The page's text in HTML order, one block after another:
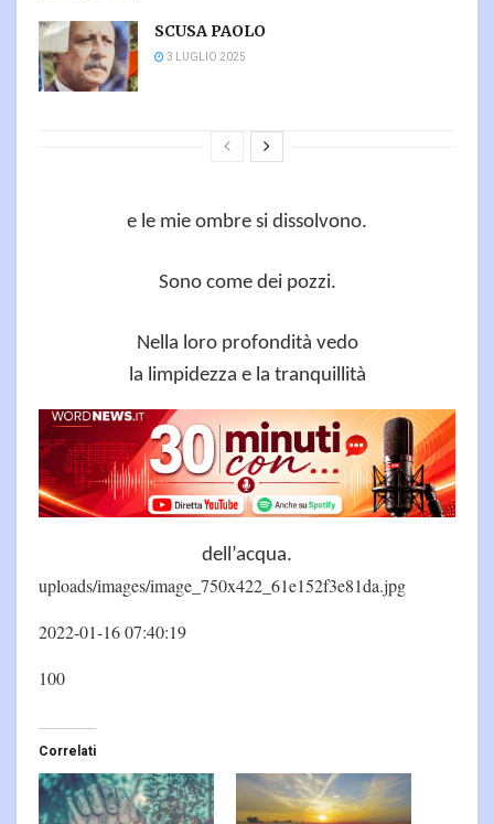
SCUSA PAOLO
3 LUGLIO 2025
e le mie ombre si dissolvono.
Sono come dei pozzi.
Nella loro profondità vedo
la limpidezza e la tranquillità
dell’acqua.
uploads/images/image_750x422_61e152f3e81da.jpg
2022-01-16 07:40:19
100
Correlati